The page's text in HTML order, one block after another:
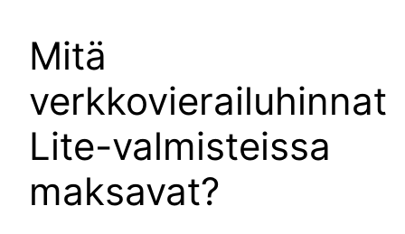
Mitä
verkkovierailuhinnat
Lite-valmisteissa
maksavat?